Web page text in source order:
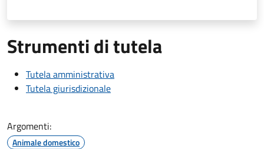
Strumenti di tutela
Tutela amministrativa
Tutela giurisdizionale
Argomenti:
Animale domestico